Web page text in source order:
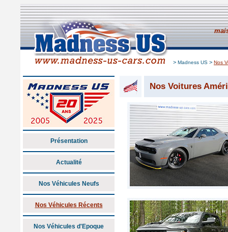
> Madness US > Nos
Présentation
Actualité
Nos Véhicules Neufs
Nos Véhicules Récents
Nos Véhicules d'Epoque
Nos Voitures